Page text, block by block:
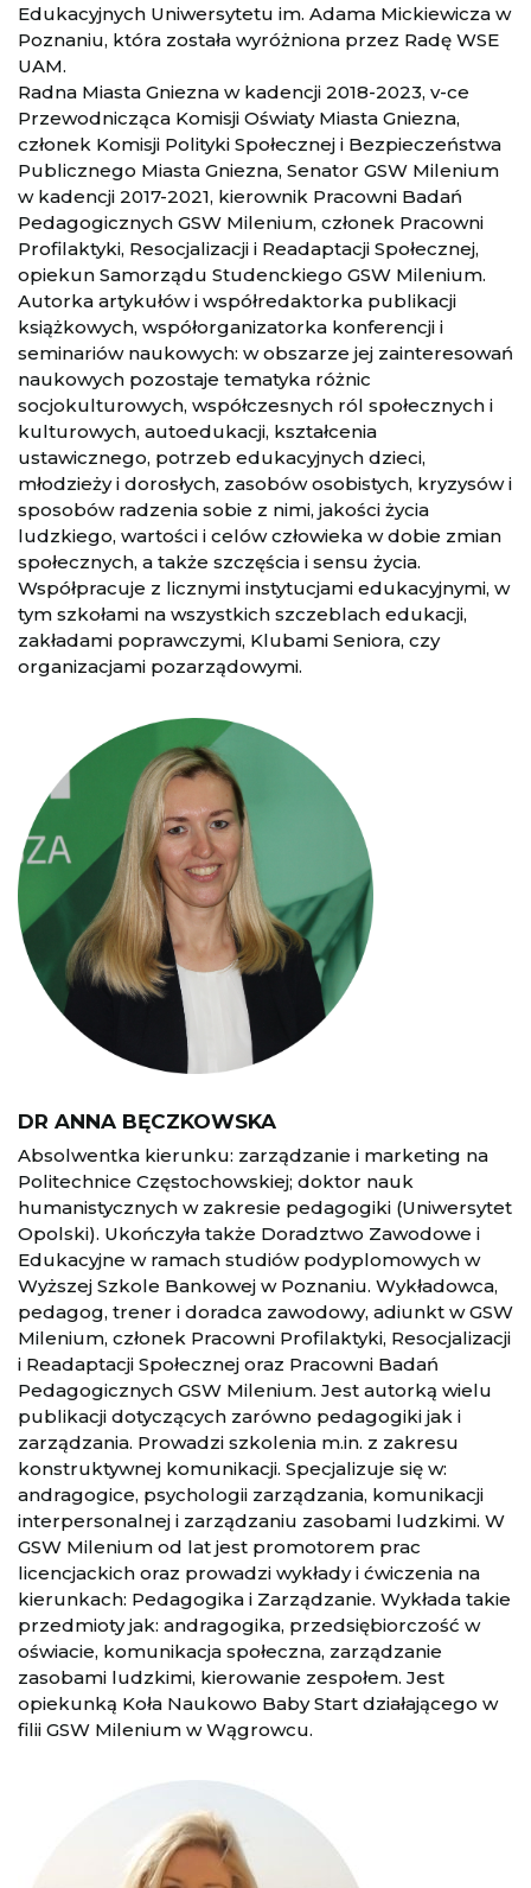
Edukacyjnych Uniwersytetu im. Adama Mickiewicza w
Poznaniu, która została wyróżniona przez Radę WSE
UAM.
Radna Miasta Gniezna w kadencji 2018-2023, v-ce
Przewodnicząca Komisji Oświaty Miasta Gniezna,
członek Komisji Polityki Społecznej i Bezpieczeństwa
Publicznego Miasta Gniezna, Senator GSW Milenium
w kadencji 2017-2021, kierownik Pracowni Badań
Pedagogicznych GSW Milenium, członek Pracowni
Profilaktyki, Resocjalizacji i Readaptacji Społecznej,
opiekun Samorządu Studenckiego GSW Milenium.
Autorka artykułów i współredaktorka publikacji
książkowych, współorganizatorka konferencji i
seminariów naukowych: w obszarze jej zainteresowań
naukowych pozostaje tematyka różnic
socjokulturowych, współczesnych ról społecznych i
kulturowych, autoedukacji, kształcenia
ustawicznego, potrzeb edukacyjnych dzieci,
młodzieży i dorosłych, zasobów osobistych, kryzysów i
sposobów radzenia sobie z nimi, jakości życia
ludzkiego, wartości i celów człowieka w dobie zmian
społecznych, a także szczęścia i sensu życia.
Współpracuje z licznymi instytucjami edukacyjnymi, w
tym szkołami na wszystkich szczeblach edukacji,
zakładami poprawczymi, Klubami Seniora, czy
organizacjami pozarządowymi.
DR ANNA BĘCZKOWSKA
Absolwentka kierunku: zarządzanie i marketing na
Politechnice Częstochowskiej; doktor nauk
humanistycznych w zakresie pedagogiki (Uniwersytet
Opolski). Ukończyła także Doradztwo Zawodowe i
Edukacyjne w ramach studiów podyplomowych w
Wyższej Szkole Bankowej w Poznaniu. Wykładowca,
pedagog, trener i doradca zawodowy, adiunkt w GSW
Milenium, członek Pracowni Profilaktyki, Resocjalizacji
i Readaptacji Społecznej oraz Pracowni Badań
Pedagogicznych GSW Milenium. Jest autorką wielu
publikacji dotyczących zarówno pedagogiki jak i
zarządzania. Prowadzi szkolenia m.in. z zakresu
konstruktywnej komunikacji. Specjalizuje się w:
andragogice, psychologii zarządzania, komunikacji
interpersonalnej i zarządzaniu zasobami ludzkimi. W
GSW Milenium od lat jest promotorem prac
licencjackich oraz prowadzi wykłady i ćwiczenia na
kierunkach: Pedagogika i Zarządzanie. Wykłada takie
przedmioty jak: andragogika, przedsiębiorczość w
oświacie, komunikacja społeczna, zarządzanie
zasobami ludzkimi, kierowanie zespołem. Jest
opiekunką Koła Naukowo Baby Start działającego w
filii GSW Milenium w Wągrowcu.